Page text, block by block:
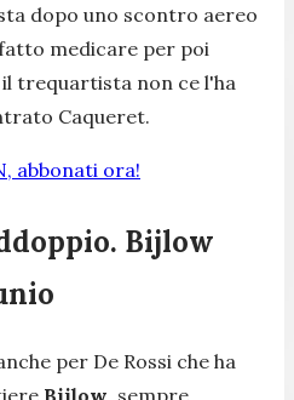
dopo uno scontro aereo
medicare per poi
trequartista non ce l'ha
Caqueret.
abbonati ora!
Bijlow
per De Rossi che ha
Bijlow , sempre